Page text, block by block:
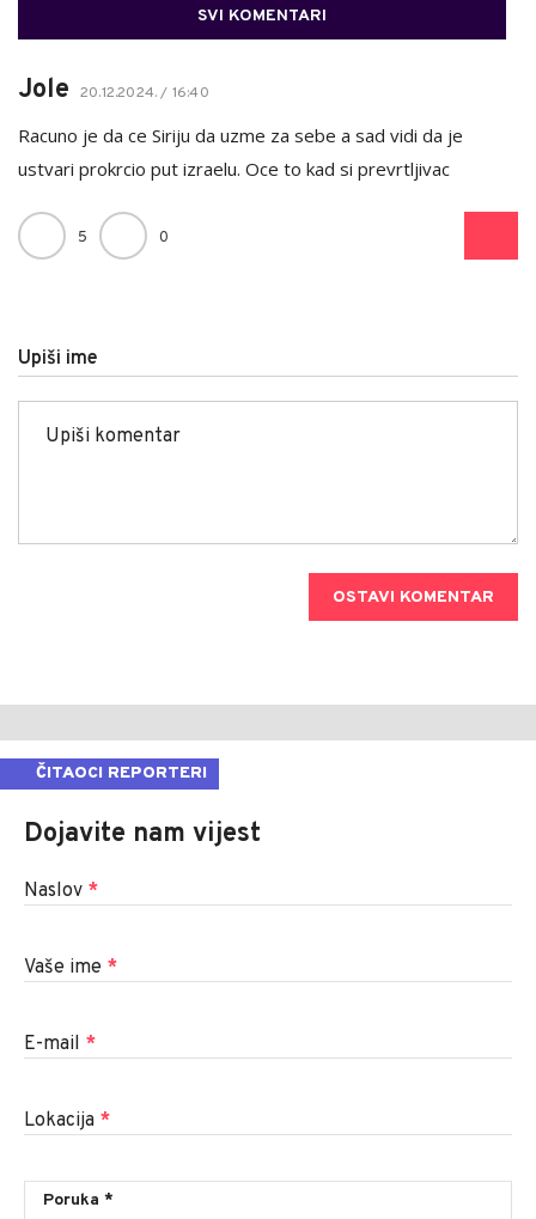
SVI KOMENTARI
Jole 20.12.2024. / 16:40
Racuno je da ce Siriju da uzme za sebe a sad vidi da je
ustvari prokrcio put izraelu. Oce to kad si prevrtljivac
5 0
Upiši ime
OSTAVI KOMENTAR
ČITAOCI REPORTERI
Dojavite nam vijest
Naslov *
Vaše ime *
E-mail *
Lokacija *